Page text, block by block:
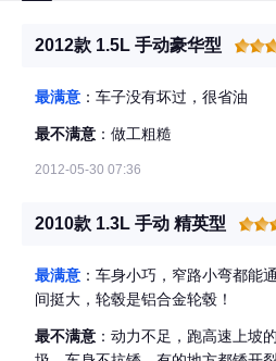
2012款 1.5L 手动豪华型
最满意 ：车子没有坏过，很省油
最不满意 ：做工粗糙
2012-05-30 07:36
2010款 1.3L 手动 精英型
最满意 ：车身小巧，窄路小弯都能
间挺大，轮毂是铝合金轮毂！
最不满意 ：动力不足，跑高速上坡